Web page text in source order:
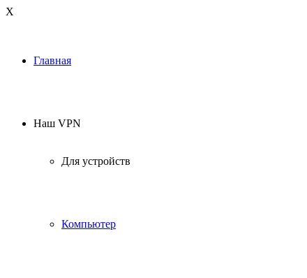
Х
Главная
Наш VPN
Для устройств
Компьютер